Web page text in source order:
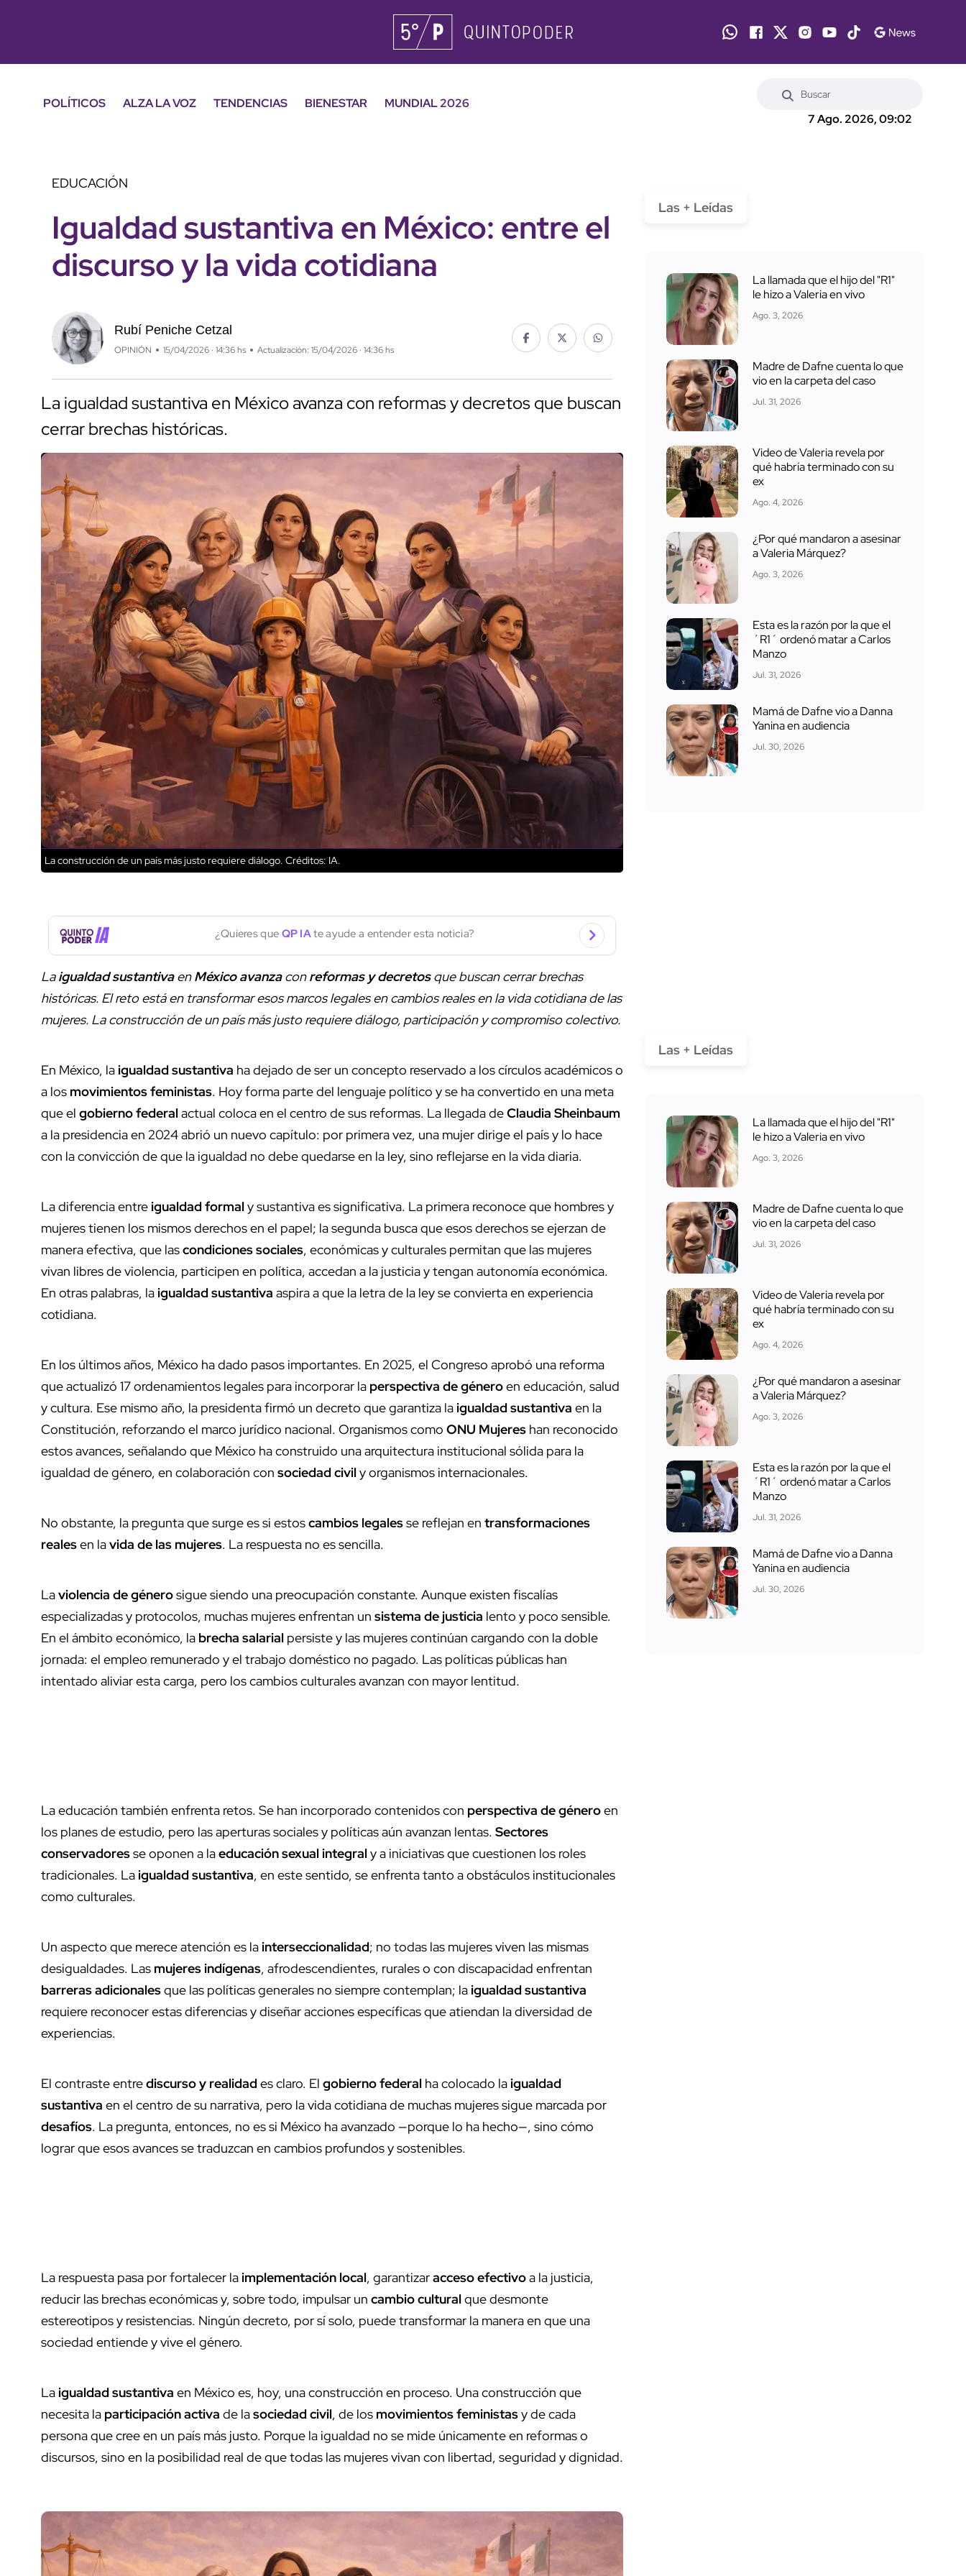
POLÍTICOS ALZA LA VOZ TENDENCIAS BIENESTAR
MUNDIAL 2026
7 Ago. 2026, 09:02
EDUCACIÓN
Igualdad sustantiva en México: entre el
discurso y la vida cotidiana
Rubí Peniche Cetzal
OPINIÓN 15/04/2026 · 14:36 hs Actualización: 15/04/2026 · 14:36 hs
La igualdad sustantiva en México avanza con reformas y decretos que buscan
cerrar brechas históricas.
La construcción de un país más justo requiere diálogo. Créditos: IA.
¿Quieres que QP IAte ayude a entender esta noticia?
Laigualdad sustantivaenMéxico avanzaconreformas y decretosque buscan cerrar brechas
históricas. El reto está en transformar esos marcos legales en cambios reales en la vida cotidiana de las
mujeres. La construcción de un país más justo requiere diálogo, participación y compromiso colectivo.
En México, laigualdad sustantiva ha dejado de ser un concepto reservado a los círculos académicos o
a los movimientos feministas. Hoy forma parte del lenguaje político y se ha convertido en una meta
que el gobierno federalactual coloca en el centro de sus reformas. La llegada deClaudia Sheinbaum
a la presidencia en 2024 abrió un nuevo capítulo: por primera vez, una mujer dirige el país y lo hace
con la convicción de que la igualdad no debe quedarse en la ley, sino reflejarse en la vida diaria.
La diferencia entreigualdad formaly sustantiva es significativa. La primera reconoce que hombres y
mujeres tienen los mismos derechos en el papel; la segunda busca que esos derechos se ejerzan de
manera efectiva, que lascondiciones sociales, económicas y culturales permitan que las mujeres
vivan libres de violencia, participen en política, accedan a la justicia y tengan autonomía económica.
En otras palabras, laigualdad sustantiva aspira a que la letra de la ley se convierta en experiencia
cotidiana.
En los últimos años, México ha dado pasos importantes. En 2025, el Congreso aprobó una reforma
que actualizó 17 ordenamientos legales para incorporar la perspectiva de géneroen educación, salud
y cultura. Ese mismo año, la presidenta firmó un decreto que garantiza laigualdad sustantiva en la
Constitución, reforzando el marco jurídico nacional. Organismos como ONU Mujeres han reconocido
estos avances, señalando que México ha construido una arquitectura institucional sólida para la
igualdad de género, en colaboración con sociedad civily organismos internacionales.
No obstante, la pregunta que surge es si estoscambios legalesse reflejan en transformaciones
realesen lavida de las mujeres. La respuesta no es sencilla.
Laviolencia de génerosigue siendo una preocupación constante. Aunque existen fiscalías
especializadas y protocolos, muchas mujeres enfrentan un sistema de justicia lento y poco sensible.
En el ámbito económico, la brecha salarial persiste y las mujeres continúan cargando con la doble
jornada: el empleo remunerado y el trabajo doméstico no pagado. Las políticas públicas han
intentado aliviar esta carga, pero los cambios culturales avanzan con mayor lentitud.
La educación también enfrenta retos. Se han incorporado contenidos con perspectiva de géneroen
los planes de estudio, pero las aperturas sociales y políticas aún avanzan lentas. Sectores
conservadoresse oponen a laeducación sexual integraly a iniciativas que cuestionen los roles
tradicionales. Laigualdad sustantiva, en este sentido, se enfrenta tanto a obstáculos institucionales
como culturales.
Un aspecto que merece atención es lainterseccionalidad; no todas las mujeres viven las mismas
desigualdades. Las mujeres indígenas, afrodescendientes, rurales o con discapacidad enfrentan
barreras adicionalesque las políticas generales no siempre contemplan; laigualdad sustantiva
requiere reconocer estas diferencias y diseñar acciones específicas que atiendan la diversidad de
experiencias.
El contraste entrediscurso y realidades claro. El gobierno federal ha colocado laigualdad
sustantiva en el centro de su narrativa, pero la vida cotidiana de muchas mujeres sigue marcada por
desafíos. La pregunta, entonces, no es si México ha avanzado —porque lo ha hecho—, sino cómo
lograr que esos avances se traduzcan en cambios profundos y sostenibles.
La respuesta pasa por fortalecer laimplementación local, garantizaracceso efectivoa la justicia,
reducir las brechas económicas y, sobre todo, impulsar un cambio culturalque desmonte
estereotipos y resistencias. Ningún decreto, por sí solo, puede transformar la manera en que una
sociedad entiende y vive el género.
Laigualdad sustantiva en México es, hoy, una construcción en proceso. Una construcción que
necesita la participación activa de lasociedad civil, de los movimientos feministasy de cada
persona que cree en un país más justo. Porque la igualdad no se mide únicamente en reformas o
discursos, sino en la posibilidad real de que todas las mujeres vivan con libertad, seguridad y dignidad.
Las + Leídas
La llamada que el hijo del "R1"
le hizo a Valeria en vivo
Ago. 3, 2026
Madre de Dafne cuenta lo que
vio en la carpeta del caso
Jul. 31, 2026
Video de Valeria revela por
qué habría terminado con su
ex
Ago. 4, 2026
¿Por qué mandaron a asesinar
a Valeria Márquez?
Ago. 3, 2026
Esta es la razón por la que el
´R1´ ordenó matar a Carlos
Manzo
Jul. 31, 2026
Mamá de Dafne vio a Danna
Yanina en audiencia
Jul. 30, 2026
Las + Leídas
La llamada que el hijo del "R1"
le hizo a Valeria en vivo
Ago. 3, 2026
Madre de Dafne cuenta lo que
vio en la carpeta del caso
Jul. 31, 2026
Video de Valeria revela por
qué habría terminado con su
ex
Ago. 4, 2026
¿Por qué mandaron a asesinar
a Valeria Márquez?
Ago. 3, 2026
Esta es la razón por la que el
´R1´ ordenó matar a Carlos
Manzo
Jul. 31, 2026
Mamá de Dafne vio a Danna
Yanina en audiencia
Jul. 30, 2026